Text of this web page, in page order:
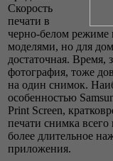
Скорость
печати в
черно-белом режиме
моделями, но для
достаточная. Время,
фотография, тоже
на один снимок.
особенностью
Print Screen,
печати снимка
более длительное
приложения.